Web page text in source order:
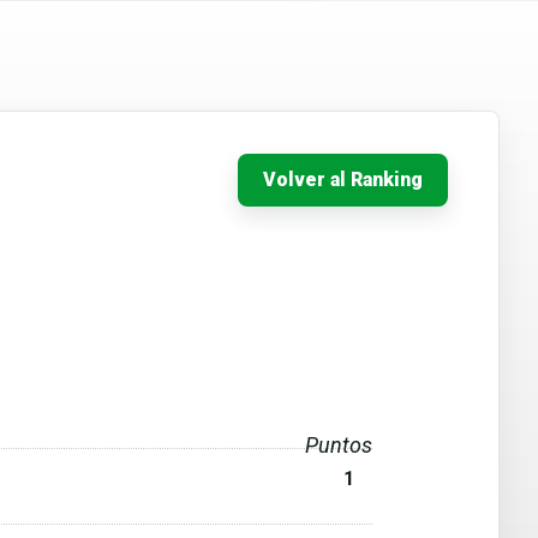
Volver al Ranking
Puntos
1